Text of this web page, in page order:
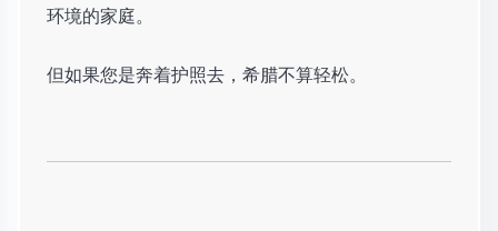
环境的家庭。
但如果您是奔着护照去，希腊不算轻松。